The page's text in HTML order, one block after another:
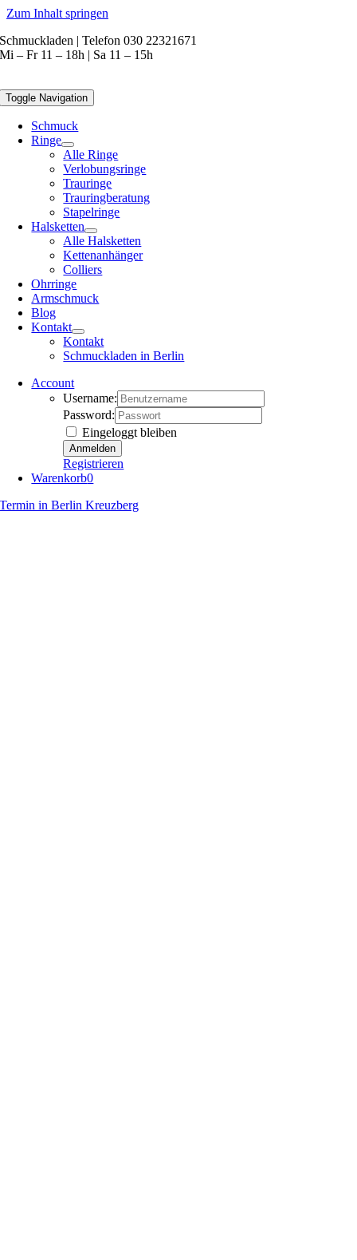
Zum Inhalt springen
Schmuckladen | Telefon 030 22321671
Mi – Fr 11 – 18h | Sa 11 – 15h
Toggle Navigation
Schmuck
Ringe
Alle Ringe
Verlobungsringe
Trauringe
Trauringberatung
Stapelringe
Halsketten
Alle Halsketten
Kettenanhänger
Colliers
Ohrringe
Armschmuck
Blog
Kontakt
Kontakt
Schmuckladen in Berlin
Account
Username:
Password:
Eingeloggt bleiben
Registrieren
Warenkorb0
Termin in Berlin Kreuzberg